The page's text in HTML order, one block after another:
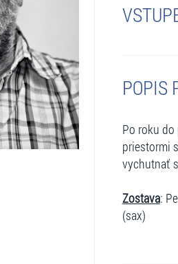
POPIS
Po roku
priestormi
vychutnať
Zostava:
(sax)